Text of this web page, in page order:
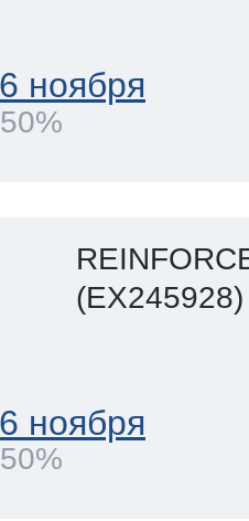
ноября
(EX245928)
ноября